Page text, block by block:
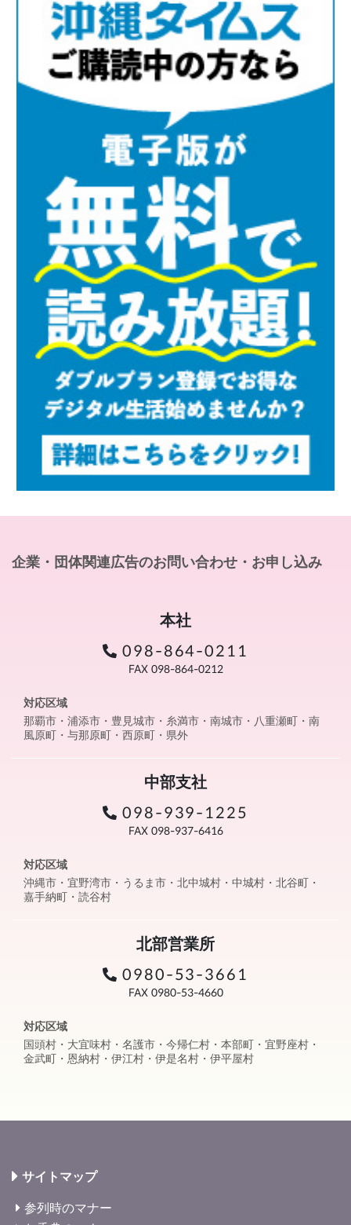
企業・団体関連広告のお問い合わせ・お申し込み
本社
098-864-0211
FAX 098-864-0212
対応区域
那覇市・浦添市・豊見城市・糸満市・南城市・八重瀬町・南
風原町・与那原町・西原町・県外
中部支社
098-939-1225
FAX 098-937-6416
対応区域
沖縄市・宜野湾市・うるま市・北中城村・中城村・北谷町・
嘉手納町・読谷村
北部営業所
0980-53-3661
FAX 0980-53-4660
対応区域
国頭村・大宜味村・名護市・今帰仁村・本部町・宜野座村・
金武町・恩納村・伊江村・伊是名村・伊平屋村
サイトマップ
参列時のマナー